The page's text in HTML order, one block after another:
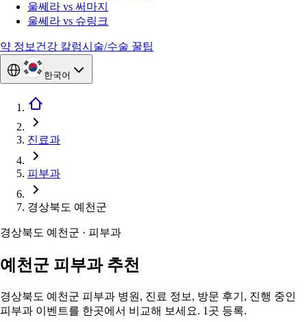
울쎄라 vs 써마지
울쎄라 vs 슈링크
약 정보 건강 칼럼시술/수술 꿀팁
한국어
진료과
피부과
경상북도 예천군
경상북도 예천군 · 피부과
예천군 피부과 추천
경상북도 예천군 피부과 병원, 진료 정보, 방문 후기, 진행 중인
피부과 이벤트를 한곳에서 비교해 보세요. 1곳 등록.